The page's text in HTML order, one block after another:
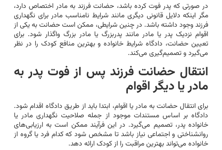
در صورتی که پدر فوت کرده باشد، حضانت فرزند به مادر اختصاص دارد،
مگر اینکه دلایل قانونی دیگری مانند شرایط نامناسب مادر برای نگهداری
فرزند وجود داشته باشد. در چنین شرایطی، ممکن است حضانت به یکی از
اقوام نزدیک پدر یا مادر مانند پدربزرگ یا مادر بزرگ واگذار شود. برای
تعیین حضانت، دادگاه شرایط خانواده و بهترین منافع کودک را در نظر
می‌گیرد و تصمیم‌گیری می‌کند.
انتقال حضانت فرزند پس از فوت پدر به
مادر یا دیگر اقوام
برای انتقال حضانت به مادر یا اقوام، ابتدا باید از طریق دادگاه اقدام شود.
دادگاه بر اساس مستندات موجود از جمله صلاحیت نگهداری مادر یا
خانواده‌ پدر، تصمیم می‌گیرد. در این فرآیند ممکن است به ارزیابی‌های
روانشناختی و اجتماعی نیاز باشد تا مشخص شود که کدام فرد یا گروه از
خانواده می‌تواند بهترین مراقبت را از کودک ارائه دهد.